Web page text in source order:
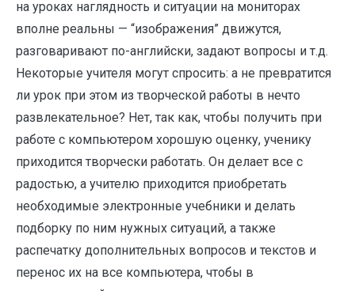
на уроках наглядность и ситуации на мониторах
вполне реальны — “изображения” движутся,
разговаривают по-английски, задают вопросы и т.д.
Некоторые учителя могут спросить: а не превратится
ли урок при этом из творческой работы в нечто
развлекательное? Нет, так как, чтобы получить при
работе с компьютером хорошую оценку, ученику
приходится творчески работать. Он делает все с
радостью, а учителю приходится приобретать
необходимые электронные учебники и делать
подборку по ним нужных ситуаций, а также
распечатку дополнительных вопросов и текстов и
перенос их на все компьютера, чтобы в